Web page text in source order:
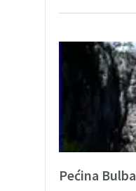
Pećina Bulba